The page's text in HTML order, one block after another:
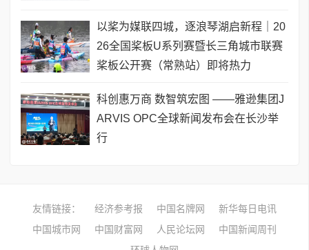
以桨为媒联四城，逐浪琴湖启新程｜20
26全国桨板U系列赛暨长三角城市联赛
桨板公开赛（常熟站）即将热力
科创惠万商 数智筑宏图 ——雅逊集团J
ARVIS OPC全球新闻发布会在长沙举
行
友情链接： 经济参考报 中国名牌网
新华每日电讯
中国城市网
中国财富网 人民论坛网
中国新闻周刊